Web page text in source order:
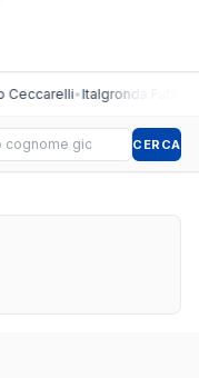
•Italgronda Futsal
CERCA